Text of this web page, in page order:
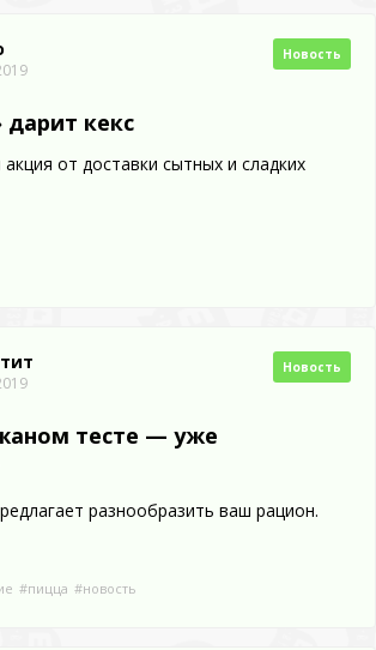
Новость
кекс
от доставки сытных и сладких
Новость
тесте — уже
разнообразить ваш рацион.
#пицца #новость